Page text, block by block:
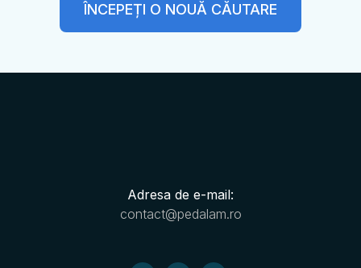
ÎNCEPEȚI O NOUĂ CĂUTARE
Adresa de e-mail:
contact@pedalam.ro